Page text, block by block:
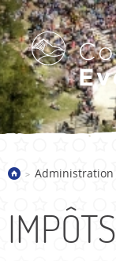
> Administration
IMPÔTS